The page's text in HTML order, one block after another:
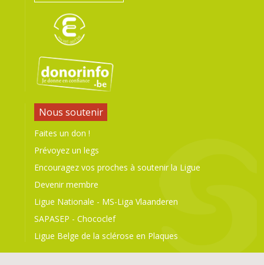
Nous soutenir
Faites un don !
Prévoyez un legs
Encouragez vos proches à soutenir la Ligue
Devenir membre
Ligue Nationale - MS-Liga Vlaanderen
SAPASEP -Chococlef
Ligue Belge de la sclérose en Plaques